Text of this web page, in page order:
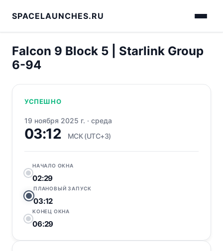
SPACELAUNCHES.RU
Falcon 9 Block 5 | Starlink Group
6-94
УСПЕШНО
19 ноября 2025 г. · среда
03:12 МСК (UTC+3)
НАЧАЛО ОКНА
02:29
ПЛАНОВЫЙ ЗАПУСК
03:12
КОНЕЦ ОКНА
06:29